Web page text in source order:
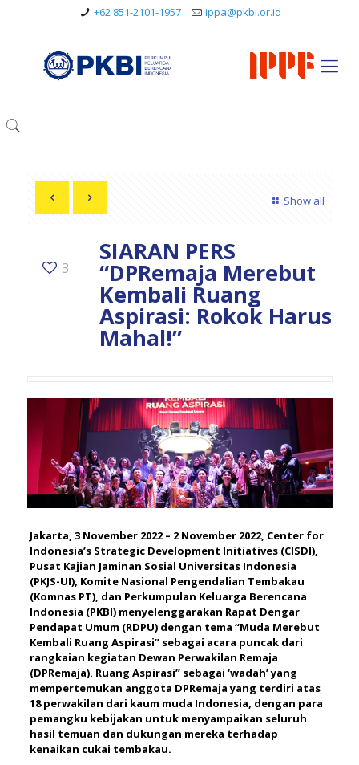
+62 851-2101-1957 ippa@pkbi.or.id
Show all
3
SIARAN PERS
“DPRemaja Merebut
Kembali Ruang
Aspirasi: Rokok Harus
Mahal!”
Jakarta,3 November 2022 – 2 November 2022, Center for
Indonesia’s Strategic Development Initiatives (CISDI),
Pusat Kajian Jaminan Sosial Universitas Indonesia
(PKJS-UI), Komite Nasional Pengendalian Tembakau
(Komnas PT), dan Perkumpulan Keluarga Berencana
Indonesia (PKBI) menyelenggarakan Rapat Dengar
Pendapat Umum (RDPU) dengan tema “Muda Merebut
Kembali Ruang Aspirasi” sebagai acara puncak dari
rangkaian kegiatan Dewan Perwakilan Remaja
(DPRemaja). Ruang Aspirasi” sebagai ‘wadah’ yang
mempertemukan anggota DPRemaja yang terdiri atas
18 perwakilan dari kaum muda Indonesia, dengan para
pemangku kebijakan untuk menyampaikan seluruh
hasil temuan dan dukungan mereka terhadap
kenaikan cukai tembakau.